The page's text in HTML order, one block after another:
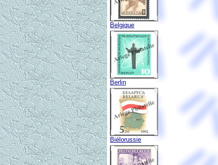
Belgique
Berlin
Biélorussie